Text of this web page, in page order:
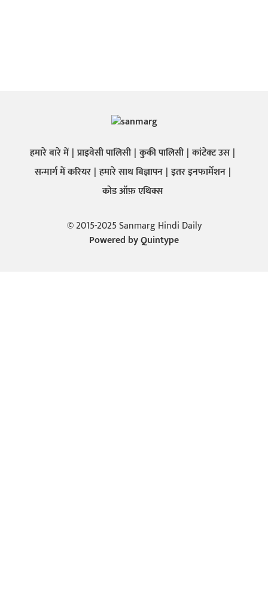
हमारे बारे में प्राइवेसी पालिसी कुकी पालिसी कांटेक्ट उस
सन्मार्ग में करियर हमारे साथ बिज्ञापन इतर इनफार्मेशन
कोड ऑफ़ एथिक्स
© 2015-2025 Sanmarg Hindi Daily
Powered byQuintype